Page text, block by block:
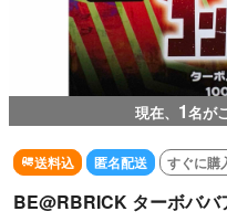
現在、 1名が
送料込 匿名配送 すぐに購
BE@RBRICK ターボババ